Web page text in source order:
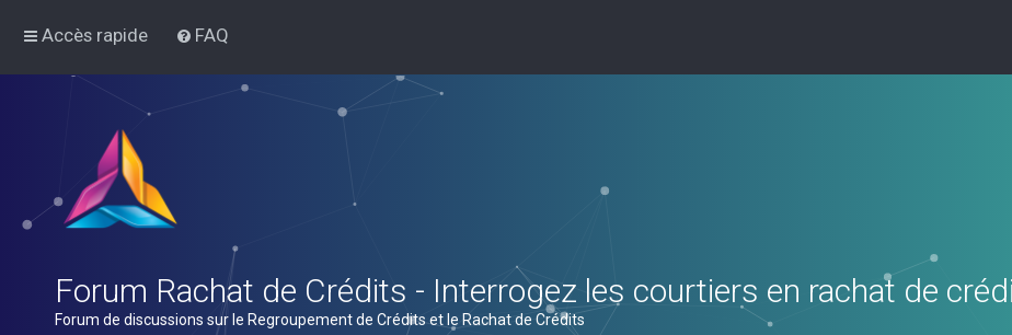
Accès rapide FAQ
Forum Rachat de Crédits - Interrogez les courtiers en rachat de
Forum de discussions sur le Regroupement de Crédits et le Rachat de Crédits